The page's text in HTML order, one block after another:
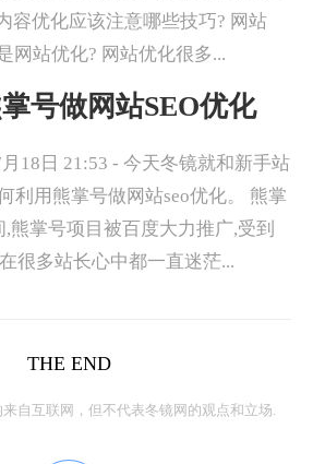
容优化应该注意哪些技巧? 网站
网站优化? 网站优化很多...
号做网站SEO优化
18日 21:53 - 今天冬镜就和新手站
利用熊掌号做网站seo优化。 熊掌
,熊掌号项目被百度大力推广,受到
很多站长心中都一直迷茫...
THE END
自互联网，但不代表冬镜网的观点和立场.